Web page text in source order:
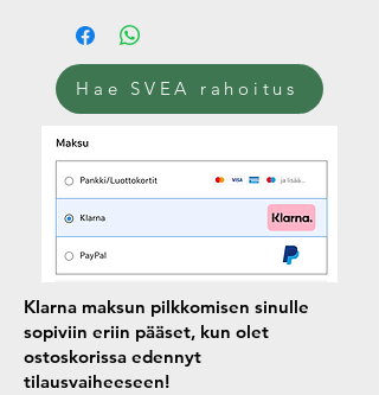
Hae SVEA rahoitus
Klarna maksun pilkkomisen sinulle
sopiviin eriin pääset, kun olet
ostoskorissa edennyt
tilausvaiheeseen!